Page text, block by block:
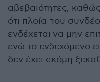
αβεβαιότητες,
ότι πλοία που
ενδέχεται να μην
ενώ το ενδεχόμενο
δεν έχει ακόμη